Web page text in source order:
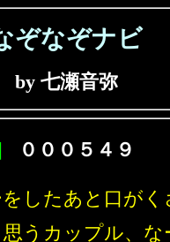
ぞなぞナビ
by 七瀬音弥
０００５４９
したあと口がく
うカップル、な